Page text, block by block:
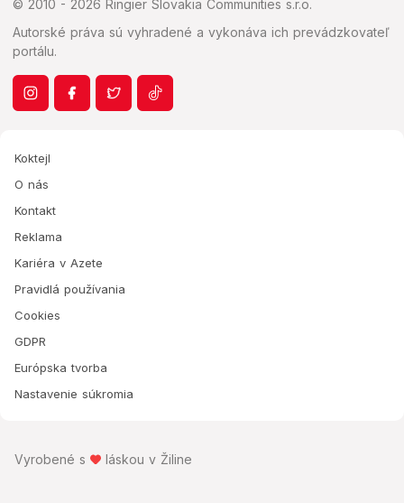
© 2010 - 2026 Ringier Slovakia Communities s.r.o.
Autorské práva sú vyhradené a vykonáva ich prevádzkovateľ
portálu.
Koktejl
O nás
Kontakt
Reklama
Kariéra v Azete
Pravidlá používania
Cookies
GDPR
Európska tvorba
Nastavenie súkromia
Vyrobené s láskou v Žiline